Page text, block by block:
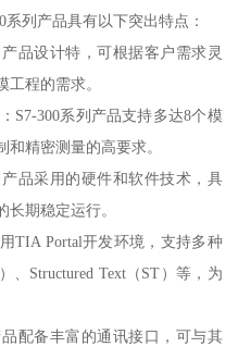
列产品具有以下突出特点：
品设计特，可根据客户需求灵
程的需求。
S7-300系列产品支持多达8个模
精密测量的高要求。
品采用的硬件和软件技术，具
期稳定运行。
TIA Portal开发环境，支持多种
、Structured Text（ST）等，为
配备丰富的通讯接口，可与其